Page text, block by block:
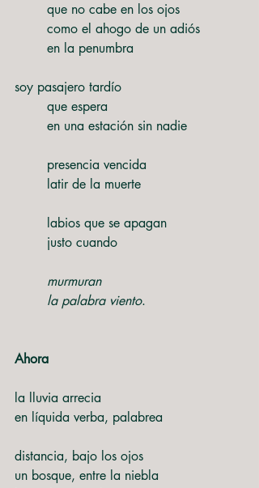
	que no cabe en los ojos
	como el ahogo de un adiós
	en la penumbra
soy pasajero tardío
	que espera
	en una estación sin nadie
	presencia vencida
	latir de la muerte
	labios que se apagan
	justo cuando
murmuran
	la palabra viento
.
Ahora
la lluvia arrecia
en líquida verba, palabrea
distancia, bajo los ojos
un bosque, entre la niebla